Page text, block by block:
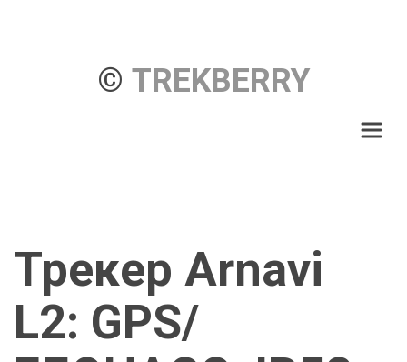
© TREKBERRY
Трекер Arnavi
L2: GPS/